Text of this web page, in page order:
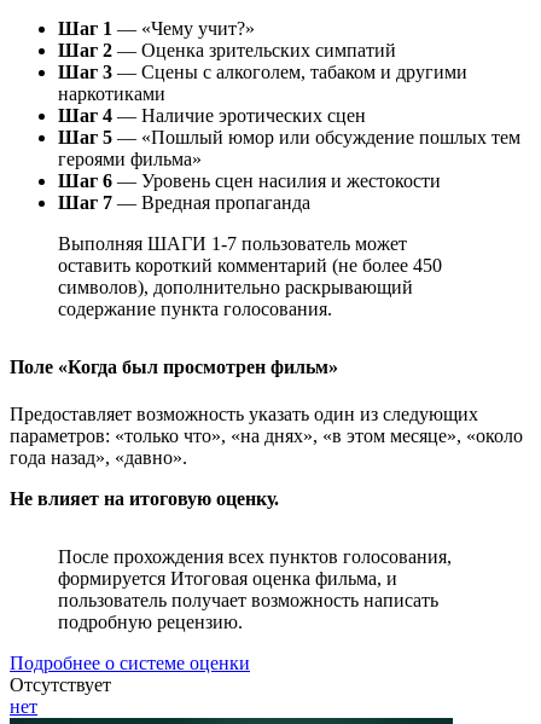
Шаг 1 — «Чему учит?»
Шаг 2 — Оценка зрительских симпатий
Шаг 3 — Сцены с алкоголем, табаком и другими
наркотиками
Шаг 4 — Наличие эротических сцен
Шаг 5 — «Пошлый юмор или обсуждение пошлых тем
героями фильма»
Шаг 6 — Уровень сцен насилия и жестокости
Шаг 7 — Вредная пропаганда
Выполняя ШАГИ 1-7 пользователь может
оставить короткий комментарий (не более 450
символов), дополнительно раскрывающий
содержание пункта голосования.
Поле «Когда был просмотрен фильм»
Предоставляет возможность указать один из следующих
параметров: «только что», «на днях», «в этом месяце», «около
года назад», «давно».
Не влияет на итоговую оценку.
После прохождения всех пунктов голосования,
формируется Итоговая оценка фильма, и
пользователь получает возможность написать
подробную рецензию.
Подробнее о системе оценки
Отсутствует
нет